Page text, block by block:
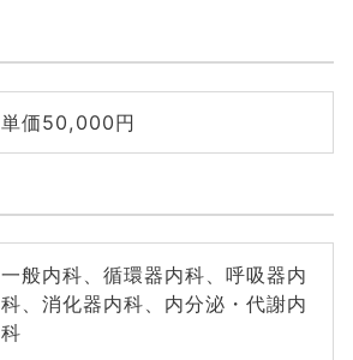
単価50,000円
一般内科、循環器内科、呼吸器内
科、消化器内科、内分泌・代謝内
科